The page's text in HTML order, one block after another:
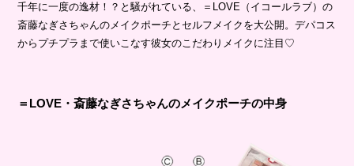
千年に一度の逸材！？と騒がれている、＝LOVE（イコールラブ）の
斎藤なぎさちゃんのメイクポーチとセルフメイクを大公開。デパコス
からプチプラまで使いこなす彼女のこだわりメイクに注目♡
＝LOVE・斎藤なぎさちゃんのメイクポーチの中身